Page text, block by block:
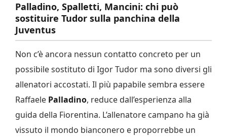
Palladino, Spalletti, Mancini: chi può
sostituire Tudor sulla panchina della
Juventus
Non c’è ancora nessun contatto concreto per un
possibile sostituto di Igor Tudor ma sono diversi gli
allenatori accostati. Il più papabile sembra essere
Raffaele Palladino, reduce dall’esperienza alla
guida della Fiorentina. L’allenatore campano ha già
vissuto il mondo bianconero e proporrebbe un